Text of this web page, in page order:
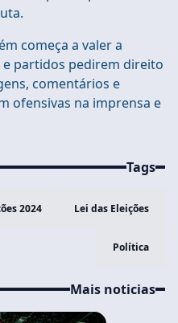
começa a valer a
partidos pedirem direito
comentários e
ofensivas na imprensa e
Tags
2024 Lei das Eleições
Política
Mais noticias